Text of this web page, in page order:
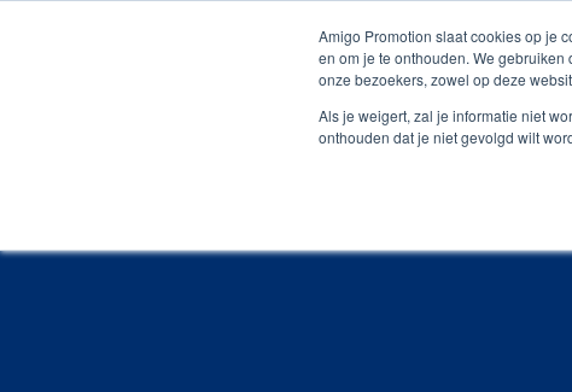
Amigo Promotion slaat cookies op je
en om je te onthouden. We
onze bezoekers, zowel op deze
Als je weigert, zal je informatie niet
onthouden dat je niet gevolgd wilt
Unieke producten Gratis